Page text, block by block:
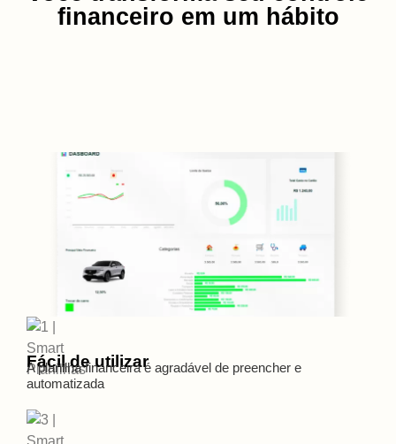
financeiro em um hábito
Fácil de utilizar
A planilha financeira é agradável de preencher e
automatizada